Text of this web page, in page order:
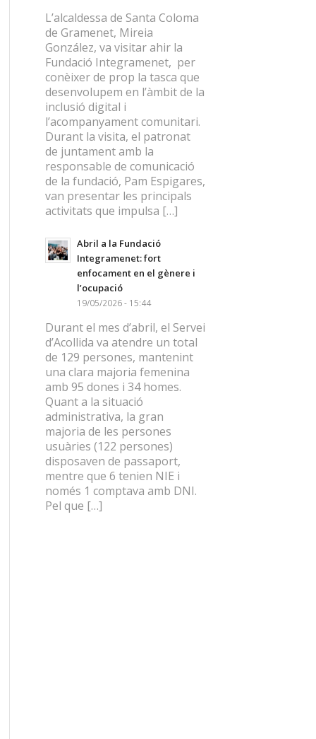
L’alcaldessa de Santa Coloma
de Gramenet, Mireia
González, va visitar ahir la
Fundació Integramenet, per
conèixer de prop la tasca que
desenvolupem en l’àmbit de la
inclusió digital i
l’acompanyament comunitari.
Durant la visita, el patronat
de juntament amb la
responsable de comunicació
de la fundació, Pam Espigares,
van presentar les principals
activitats que impulsa […]
Abril a la Fundació
Integramenet: fort
enfocament en el gènere i
l’ocupació
19/05/2026 - 15:44
Durant el mes d’abril, el Servei
d’Acollida va atendre un total
de 129 persones, mantenint
una clara majoria femenina
amb 95 dones i 34 homes.
Quant a la situació
administrativa, la gran
majoria de les persones
usuàries (122 persones)
disposaven de passaport,
mentre que 6 tenien NIE i
només 1 comptava amb DNI.
Pel que […]